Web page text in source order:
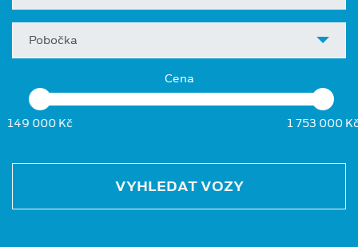
Pobočka
Cena
149 000 Kč 1 753 000
VYHLEDAT VOZY